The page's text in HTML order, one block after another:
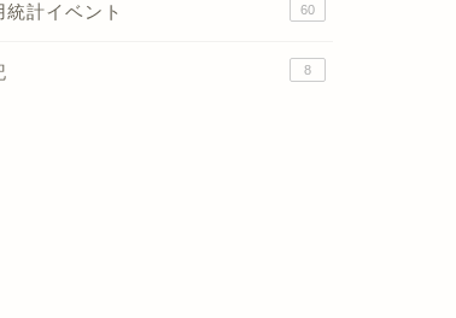
統計イベント 60
8